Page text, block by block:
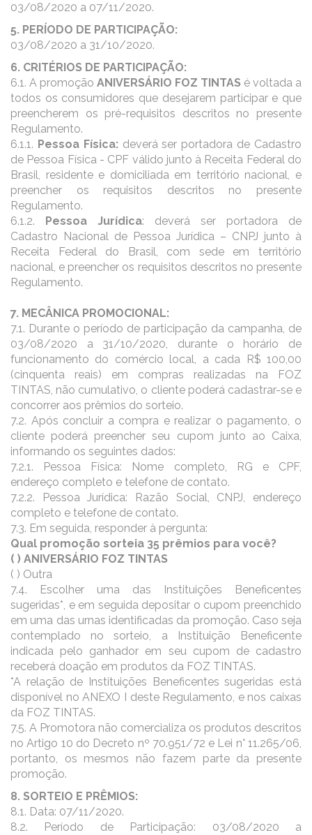
03/08/2020 a 07/11/2020.
5. PERÍODO DE PARTICIPAÇÃO:
03/08/2020 a 31/10/2020.
6. CRITÉRIOS DE PARTICIPAÇÃO:
6.1. A promoção ANIVERSÁRIO FOZ TINTAS é voltada a
todos os consumidores que desejarem participar e que
preencherem os pré-requisitos descritos no presente
Regulamento.
6.1.1. Pessoa Física: deverá ser portadora de Cadastro
de Pessoa Física - CPF válido junto à Receita Federal do
Brasil, residente e domiciliada em território nacional, e
preencher os requisitos descritos no presente
Regulamento.
6.1.2.
Pessoa Jurídica: deverá ser portadora de
Cadastro Nacional de Pessoa Jurídica – CNPJ junto à
Receita Federal do Brasil, com sede em território
nacional, e preencher os requisitos descritos no presente
Regulamento.
7. MECÂNICA PROMOCIONAL:
7.1. Durante o período de participação da campanha, de
03/08/2020 a 31/10/2020, durante o horário de
funcionamento do comércio local, a cada R$ 100,00
(cinquenta reais) em compras realizadas na FOZ
TINTAS, não cumulativo, o cliente poderá cadastrar-se e
concorrer aos prêmios do sorteio.
7.2. Após concluir a compra e realizar o pagamento, o
cliente poderá preencher seu cupom junto ao Caixa,
informando os seguintes dados:
7.2.1. Pessoa Física: Nome completo, RG e CPF,
endereço completo e telefone de contato.
7.2.2. Pessoa Jurídica: Razão Social, CNPJ, endereço
completo e telefone de contato.
7.3. Em seguida, responder à pergunta:
Qual promoção sorteia 35 prêmios para você?
( ) ANIVERSÁRIO FOZ TINTAS
( ) Outra
7.4. Escolher uma das Instituições Beneficentes
sugeridas*, e em seguida depositar o cupom preenchido
em uma das urnas identificadas da promoção. Caso seja
contemplado no sorteio, a Instituição Beneficente
indicada pelo ganhador em seu cupom de cadastro
receberá doação em produtos da FOZ TINTAS.
*A relação de Instituições Beneficentes sugeridas está
disponível no ANEXO I deste Regulamento, e nos caixas
da FOZ TINTAS.
7.5. A Promotora não comercializa os produtos descritos
no Artigo 10 do Decreto nº 70.951/72 e Lei n° 11.265/06,
portanto, os mesmos não fazem parte da presente
promoção.
8. SORTEIO E PRÊMIOS:
8.1. Data: 07/11/2020.
8.2. Período de Participação: 03/08/2020 a